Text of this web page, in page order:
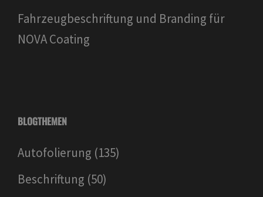
Fahrzeugbeschriftung und Branding für
NOVA Coating
BLOGTHEMEN
Autofolierung (135)
Beschriftung (50)